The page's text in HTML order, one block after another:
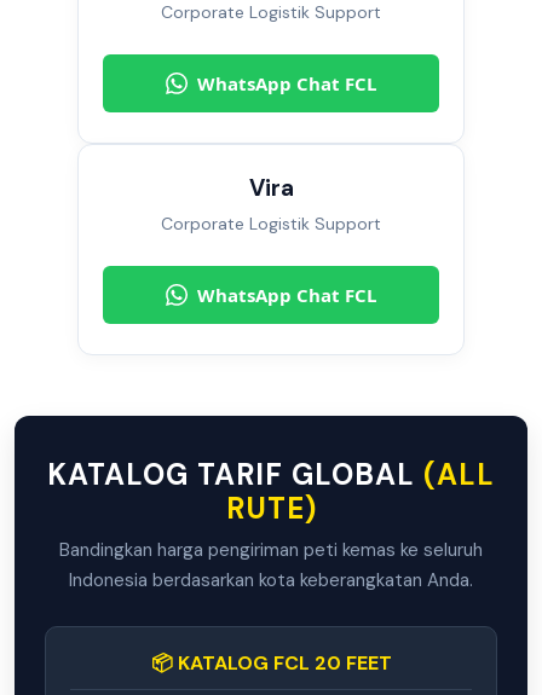
Corporate Logistik Support
WhatsApp Chat FCL
Vira
Corporate Logistik Support
WhatsApp Chat FCL
KATALOG TARIF GLOBAL (ALL
RUTE)
Bandingkan harga pengiriman peti kemas ke seluruh
Indonesia berdasarkan kota keberangkatan Anda.
📦 KATALOG FCL 20 FEET